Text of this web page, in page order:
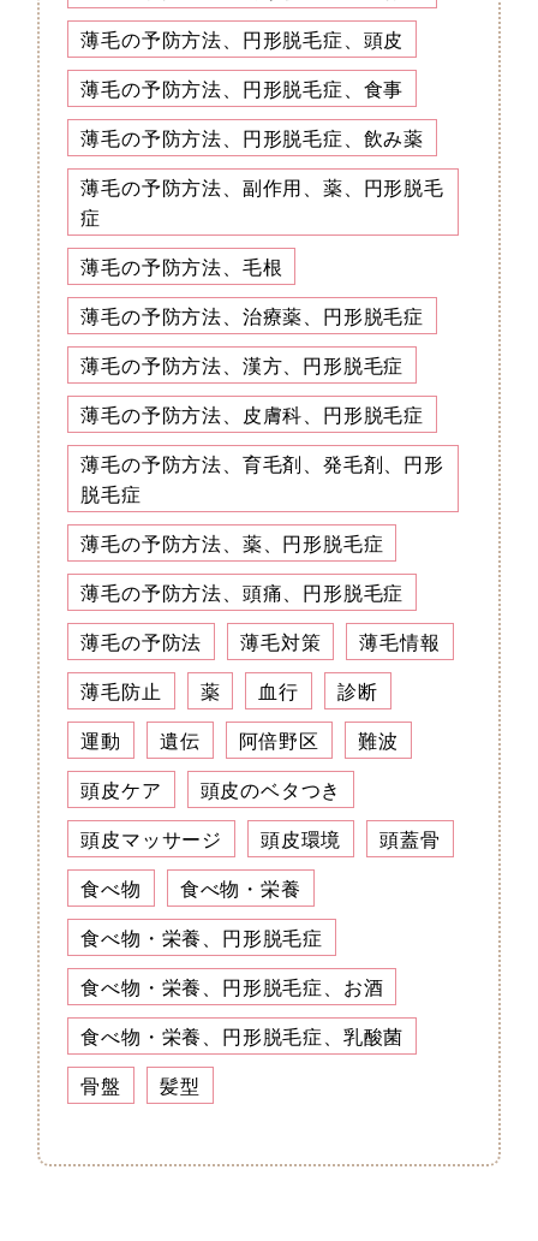
薄毛の予防方法、円形脱毛症、頭皮
薄毛の予防方法、円形脱毛症、食事
薄毛の予防方法、円形脱毛症、飲み薬
薄毛の予防方法、副作用、薬、円形脱毛
症
薄毛の予防方法、毛根
薄毛の予防方法、治療薬、円形脱毛症
薄毛の予防方法、漢方、円形脱毛症
薄毛の予防方法、皮膚科、円形脱毛症
薄毛の予防方法、育毛剤、発毛剤、円形
脱毛症
薄毛の予防方法、薬、円形脱毛症
薄毛の予防方法、頭痛、円形脱毛症
薄毛の予防法
薄毛対策
薄毛情報
薄毛防止
薬 血行
診断
運動
遺伝 阿倍野区
難波
頭皮ケア
頭皮のベタつき
頭皮マッサージ
頭皮環境
頭蓋骨
食べ物
食べ物・栄養
食べ物・栄養、円形脱毛症
食べ物・栄養、円形脱毛症、お酒
食べ物・栄養、円形脱毛症、乳酸菌
骨盤
髪型